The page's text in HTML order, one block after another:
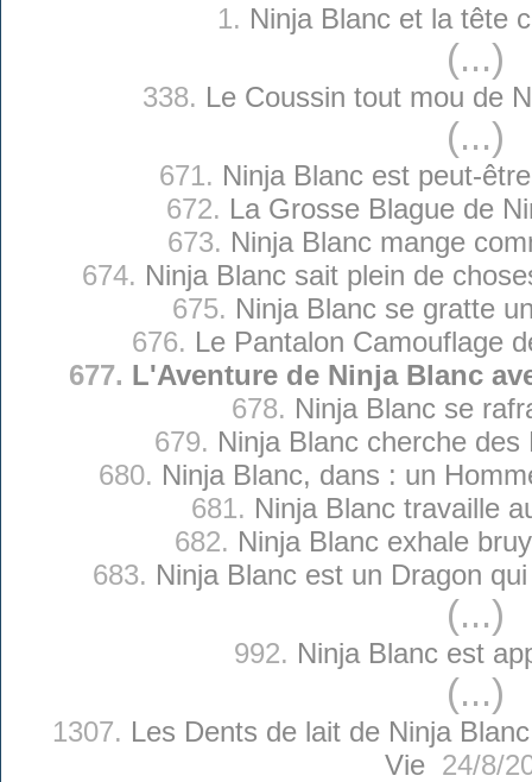
1. Ninja Blanc et la tête
(...)
338. Le Coussin tout mou de
(...)
671. Ninja Blanc est peut-
672. La Grosse Blague de
673. Ninja Blanc mange
674. Ninja Blanc sait plein de
675. Ninja Blanc se gratte
676. Le Pantalon Camouflage
677. L'Aventure de Ninja Blanc
678. Ninja Blanc se
679. Ninja Blanc cherche des
680. Ninja Blanc, dans : un
681. Ninja Blanc travaille
682. Ninja Blanc exhale
683. Ninja Blanc est un Dragon
(...)
992. Ninja Blanc est
(...)
1307. Les Dents de lait de Ninja
Vie24/8/